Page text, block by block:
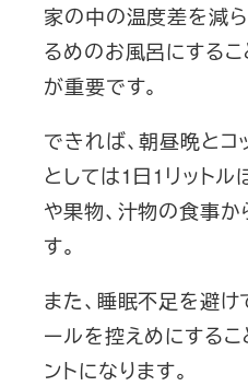
家の中の温度差を減
るめのお風呂にする
が重要です。
できれば、朝昼晩と
としては1日1リット
や果物、汁物の食事
す。
また、睡眠不足を避け
ールを控えめにするこ
ントになります。